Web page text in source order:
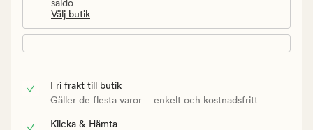
saldo
Välj butik
Fri frakt till butik
Gäller de flesta varor – enkelt och kostnadsfritt
Klicka & Hämta